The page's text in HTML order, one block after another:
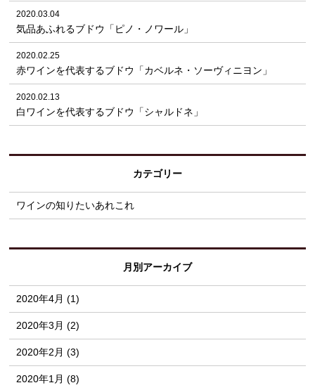
2020.03.04
気品あふれるブドウ「ピノ・ノワール」
2020.02.25
赤ワインを代表するブドウ「カベルネ・ソーヴィニヨン」
2020.02.13
白ワインを代表するブドウ「シャルドネ」
カテゴリー
ワインの知りたいあれこれ
月別アーカイブ
2020年4月 (1)
2020年3月 (2)
2020年2月 (3)
2020年1月 (8)